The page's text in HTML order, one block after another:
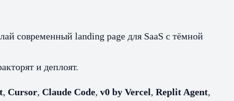
современный landing page для SaaS с тёмной
и деплоят.
, Cursor, Claude Code, v0 by Vercel, Replit Agent,